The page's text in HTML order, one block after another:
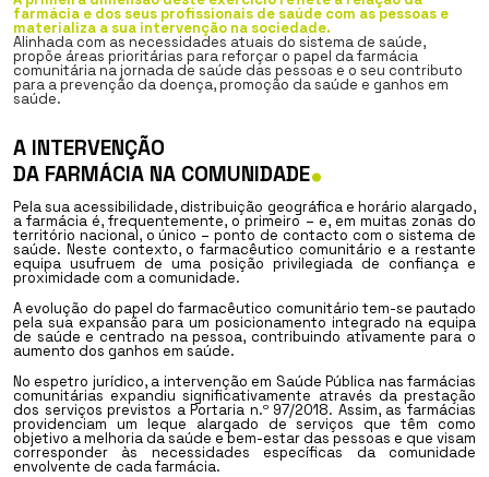
farmácia e dos seus profissionais de saúde com as pessoas e
materializa a sua intervenção na sociedade.
Alinhada com as necessidades atuais do sistema de saúde,
propõe áreas prioritárias para reforçar o papel da farmácia
comunitária na jornada de saúde das pessoas e o seu contributo
para a prevenção da doença, promoção da saúde e ganhos em
saúde.
A INTERVENÇÃO
DA FARMÁCIA NA COMUNIDADE.
Pela sua acessibilidade, distribuição geográfica e horário alargado,
a farmácia é, frequentemente, o primeiro – e, em muitas zonas do
território nacional, o único – ponto de contacto com o sistema de
saúde. Neste contexto, o farmacêutico comunitário e a restante
equipa usufruem de uma posição privilegiada de confiança e
proximidade com a comunidade.
A evolução do papel do farmacêutico comunitário tem-se pautado
pela sua expansão para um posicionamento integrado na equipa
de saúde e centrado na pessoa, contribuindo ativamente para o
aumento dos ganhos em saúde.
No espetro jurídico, a intervenção em Saúde Pública nas farmácias
comunitárias expandiu significativamente através da prestação
dos serviços previstos a Portaria n.º 97/2018. Assim, as farmácias
providenciam um leque alargado de serviços que têm como
objetivo a melhoria da saúde e bem-estar das pessoas e que visam
corresponder às necessidades específicas da comunidade
envolvente de cada farmácia.